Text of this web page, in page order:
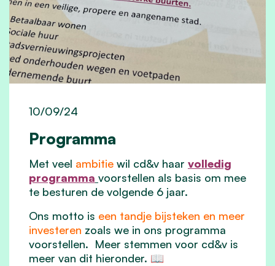
Programma
10/09/24
Met veel ambitie wil cd&v haar volledig
programma voorstellen als basis om mee
te besturen de volgende 6 jaar.
Ons motto is een tandje bijsteken en meer
investeren zoals we in ons programma
voorstellen. Meer stemmen voor cd&v is
meer van dit hieronder. 📖